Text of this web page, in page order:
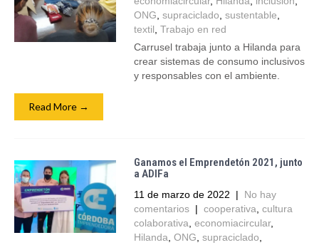
ONG supraciclado sustentable
textil Trabajo en red
Carrusel trabaja junto a Hilanda para
crear sistemas de consumo inclusivos
y responsables con el ambiente.
Read More →
Ganamos el Emprendetón 2021, junto
a ADIFa
11 de marzo de 2022 | No hay
comentarios | cooperativa cultura
colaborativa economiacircular,
Hilanda ONG supraciclado